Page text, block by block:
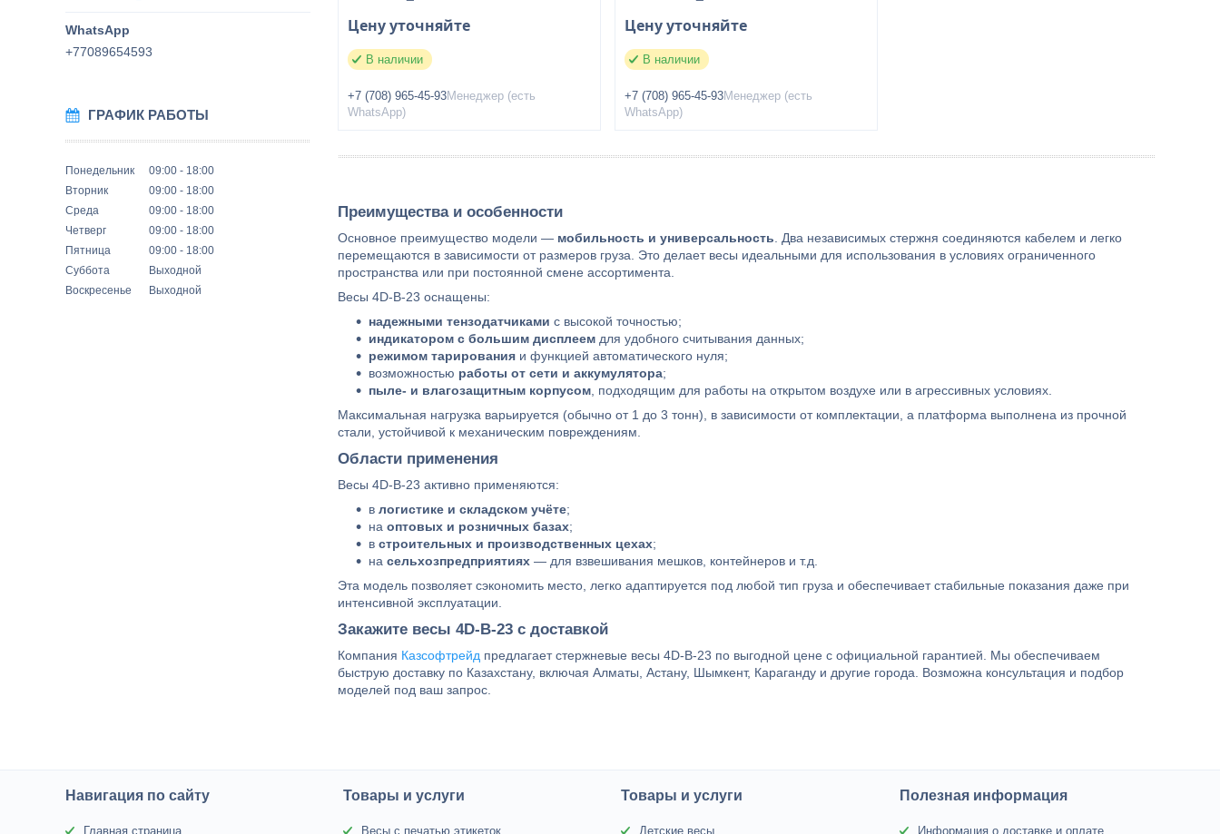
+77089654593
ГРАФИК РАБОТЫ
Понедельник 09:00
18:00
Вторник
09:00
18:00
Среда
09:00
18:00
Четверг
09:00
18:00
Пятница
09:00
18:00
Суббота
Выходной
Воскресенье
Выходной
Цену уточняйте
В наличии
+7 (708) 965-45-93Менеджер (есть
WhatsApp)
Цену уточняйте
В наличии
+7 (708) 965-45-93Менеджер (есть
WhatsApp)
Преимущества и особенности
Основное преимущество модели — мобильность и универсальность . Два независимых стержня соединяются кабелем и легко
перемещаются в зависимости от размеров груза. Это делает весы идеальными для использования в условиях ограниченного
пространства или при постоянной смене ассортимента.
Весы 4D-B-23 оснащены:
надежными тензодатчиками с высокой точностью;
индикатором с большим дисплеем для удобного считывания данных;
режимом тарирования и функцией автоматического нуля;
возможностью работы от сети и аккумулятора;
пыле- и влагозащитным корпусом , подходящим для работы на открытом воздухе или в агрессивных условиях.
Максимальная нагрузка варьируется (обычно от 1 до 3 тонн), в зависимости от комплектации, а платформа выполнена из прочной
стали, устойчивой к механическим повреждениям.
Области применения
Весы 4D-B-23 активно применяются:
в логистике и складском учёте;
на оптовых и розничных базах;
в строительных и производственных цехах;
на сельхозпредприятиях — для взвешивания мешков, контейнеров и т.д.
Эта модель позволяет сэкономить место, легко адаптируется под любой тип груза и обеспечивает стабильные показания даже при
интенсивной эксплуатации.
Закажите весы 4D-B-23 с доставкой
Компания Казсофтрейд предлагает стержневые весы 4D-B-23 по выгодной цене с официальной гарантией. Мы обеспечиваем
быструю доставку по Казахстану, включая Алматы, Астану, Шымкент, Караганду и другие города. Возможна консультация и подбор
моделей под ваш запрос.
Навигация по сайту
Главная страница
Товары и услуги
Весы с печатью этикеток
Товары и услуги
Детские весы
Полезная информация
Информация о доставке и оплате